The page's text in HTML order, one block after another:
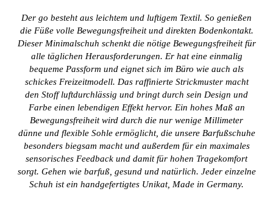
Der go besteht aus leichtem und luftigem Textil. So genießen
die Füße volle Bewegungsfreiheit und direkten Bodenkontakt.
Dieser Minimalschuh schenkt die nötige Bewegungsfreiheit für
alle täglichen Herausforderungen. Er hat eine einmalig
bequeme Passform und eignet sich im Büro wie auch als
schickes Freizeitmodell. Das raffinierte Strickmuster macht
den Stoff luftdurchlässig und bringt durch sein Design und
Farbe einen lebendigen Effekt hervor. Ein hohes Maß an
Bewegungsfreiheit wird durch die nur wenige Millimeter
dünne und flexible Sohle ermöglicht, die unsere Barfußschuhe
besonders biegsam macht und außerdem für ein maximales
sensorisches Feedback und damit für hohen Tragekomfort
sorgt. Gehen wie barfuß, gesund und natürlich. Jeder einzelne
Schuh ist ein handgefertigtes Unikat, Made in Germany.